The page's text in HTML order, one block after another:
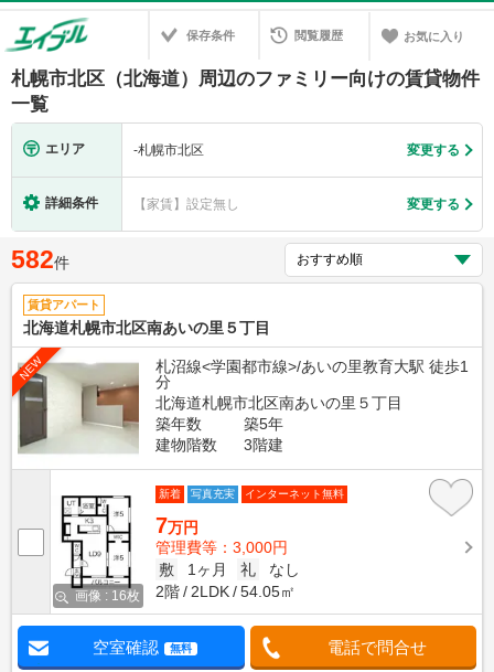
保存条件 閲覧履歴 お気に入り
札幌市北区（北海道）周辺のファミリー向けの賃貸物件
一覧
エリア -札幌市北区 変更する
詳細条件 【家賃】設定無し 変更する
582件
賃貸アパート
北海道札幌市北区南あいの里５丁目
NEW
札沼線<学園都市線>/あいの里教育大駅 徒歩1
分
北海道札幌市北区南あいの里５丁目
築年数
築5年
建物階数
3階建
画像 : 16枚
新着 写真充実 インターネット無料
7万円
管理費等：3,000円
敷
1ヶ月 礼
なし
2階
2LDK 54.05㎡
空室確認 無料 電話で問合せ